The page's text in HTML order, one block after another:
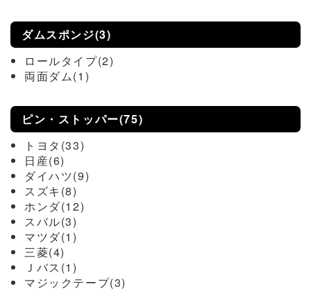
ダムスポンジ(3)
ロールタイプ(2)
両面ダム(1)
ピン・ストッパー(75)
トヨタ(33)
日産(6)
ダイハツ(9)
スズキ(8)
ホンダ(12)
スバル(3)
マツダ(1)
三菱(4)
Ｊバス(1)
マジックテープ(3)